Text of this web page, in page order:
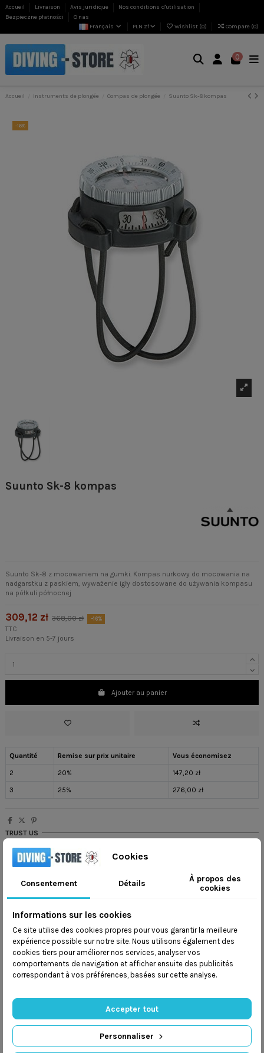
Accueil Livraison Avis juridique
Nos conditions d'utilisation
Bezpieczne płatności
O nas
Français
PLN zł Wishlist (0) Compare (0)
0
Accueil Instruments de plongée Compas de plongée Suunto Sk-8 kompas
-16%
Suunto Sk-8 kompas
Suunto Sk-8 z mocowaniem na gumki. Kompas nurkowy do mocowania na
nadgarstku z paskiem, wyważenie igły dostosowane do używania kompasu
na półkuli północnej
309,12 zł 368,00 zł -16%
TTC
Livraison en 5-7 jours
Ajouter au panier
Quantité Remise sur prix unitaire Vous économisez
2 20% 147,20 zł
3 25% 276,00 zł
TRUST US
Wysyłamy nacały świat
Wysyłka w ciągu48 godzin
Description
Najważniejsze cechy produktu:
Fluorescencyjna tarcza kompasu
Duże boczne okienko do odczytów
Cookies
Consentement Détails
À propos des
cookies
Informations sur les cookies
Ce site utilise des cookies propres pour vous garantir la meilleure
expérience possible sur notre site. Nous utilisons également des
cookies tiers pour améliorer nos services, analyser vos
comportements de navigation et afficher ensuite des publicités
correspondant à vos préférences, basées sur cette analyse.
Personnaliser
Accepter tout